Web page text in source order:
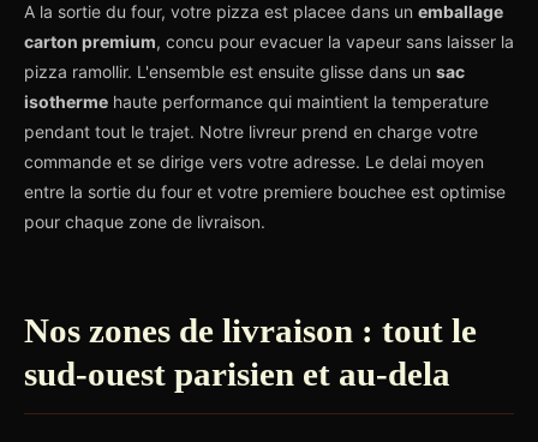
A la sortie du four, votre pizza est placee dans un emballage
carton premium, concu pour evacuer la vapeur sans laisser la
pizza ramollir. L'ensemble est ensuite glisse dans un sac
isotherme haute performance qui maintient la temperature
pendant tout le trajet. Notre livreur prend en charge votre
commande et se dirige vers votre adresse. Le delai moyen
entre la sortie du four et votre premiere bouchee est optimise
pour chaque zone de livraison.
Nos zones de livraison : tout le
sud-ouest parisien et au-dela